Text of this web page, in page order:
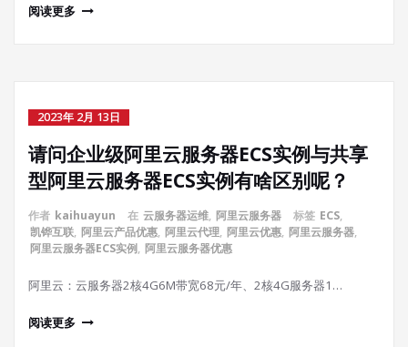
阅读更多
2023年 2月 13日
请问企业级阿里云服务器ECS实例与共享
型阿里云服务器ECS实例有啥区别呢？
作者 kaihuayun 在 云服务器运维, 阿里云服务器 标签 ECS,
凯铧互联, 阿里云产品优惠, 阿里云代理, 阿里云优惠, 阿里云服务器,
阿里云服务器ECS实例, 阿里云服务器优惠
阿里云：云服务器2核4G6M带宽68元/年、2核4G服务器1…
阅读更多